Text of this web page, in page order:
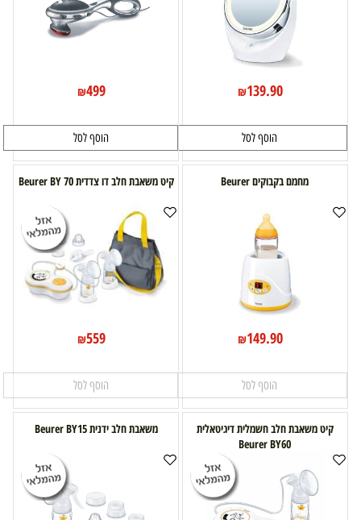
₪139.90
הוסף לסל
₪499
הוסף לסל
מחמם בקבוקים Beurer
₪149.90
הוסף לסל
קיט משאבת חלב דו צדדית Beurer BY 70
₪559
הוסף לסל
קיט משאבת חלב חשמלית דיגיטאלית
Beurer BY60
משאבת חלב ידנית Beurer BY15